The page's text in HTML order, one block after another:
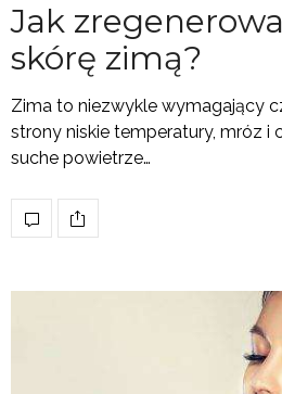
Jak
skórę zimą?
Zima to niezwykle wymagający
strony niskie temperatury, mróz i
suche powietrze…